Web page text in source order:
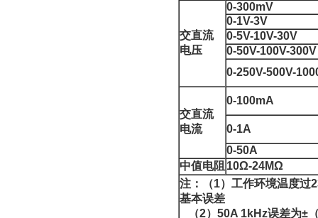
交直流
电压
0-300mV
0-1V-3V
0-5V-10V-30V
0-50V-100V-300V
0-250V-500V-
交直流
电流
0-100mA
0-1A
0-50A
中值电阻 10Ω-24MΩ
注：（1）工作环境温度过
基本误差
（2） 50A 1kHz误差为±